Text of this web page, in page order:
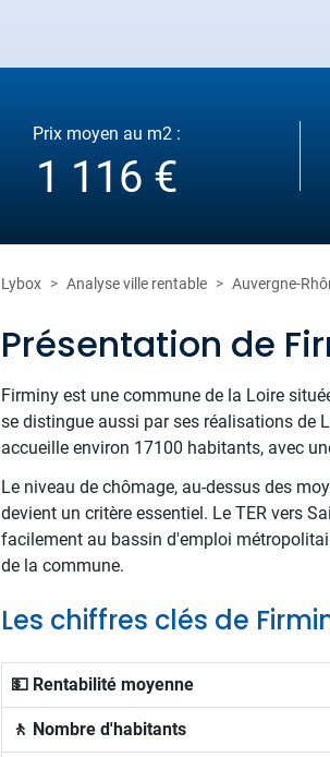
Prix moyen au m2 :
1 116 €
Lybox Analyse ville rentable Auvergne-
Présentation de
Firminy est une commune de la Loire
se distingue aussi par ses réalisations de
accueille environ 17100 habitants, avec
Le niveau de chômage, au-dessus des
devient un critère essentiel. Le TER vers
facilement au bassin d'emploi
de la commune.
Les chiffres clés de
💵 Rentabilité moyenne
🚶 Nombre d'habitants